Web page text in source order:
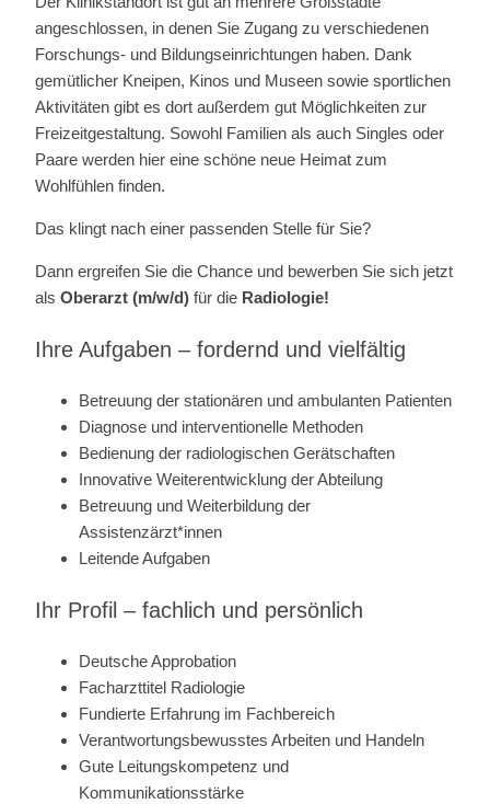
angeschlossen, in denen Sie Zugang zu verschiedenen
Forschungs- und Bildungseinrichtungen haben. Dank
gemütlicher Kneipen, Kinos und Museen sowie sportlichen
Aktivitäten gibt es dort außerdem gut Möglichkeiten zur
Freizeitgestaltung. Sowohl Familien als auch Singles oder
Paare werden hier eine schöne neue Heimat zum
Wohlfühlen finden.
Das klingt nach einer passenden Stelle für Sie?
Dann ergreifen Sie die Chance und bewerben Sie sich jetzt
als Oberarzt (m/w/d) für die Radiologie!
Ihre Aufgaben – fordernd und vielfältig
Betreuung der stationären und ambulanten Patienten
Diagnose und interventionelle Methoden
Bedienung der radiologischen Gerätschaften
Innovative Weiterentwicklung der Abteilung
Betreuung und Weiterbildung der
Assistenzärzt*innen
Leitende Aufgaben
Ihr Profil – fachlich und persönlich
Deutsche Approbation
Facharzttitel Radiologie
Fundierte Erfahrung im Fachbereich
Verantwortungsbewusstes Arbeiten und Handeln
Gute Leitungskompetenz und
Kommunikationsstärke